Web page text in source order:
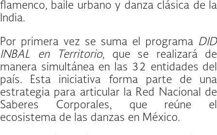
flamenco, baile urbano y danza clásica de la
India.
Por primera vez se suma el programa DID
INBAL en Territorio, que se realizará de
manera simultánea en las 32 entidades del
país. Esta iniciativa forma parte de una
estrategia para articular la Red Nacional de
Saberes Corporales, que reúne el
ecosistema de las danzas en México.